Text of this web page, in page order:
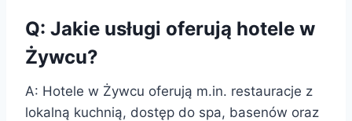
Q: Jakie usługi oferują hotele w
Żywcu?
A: Hotele w Żywcu oferują m.in. restauracje z
lokalną kuchnią, dostęp do spa, basenów oraz